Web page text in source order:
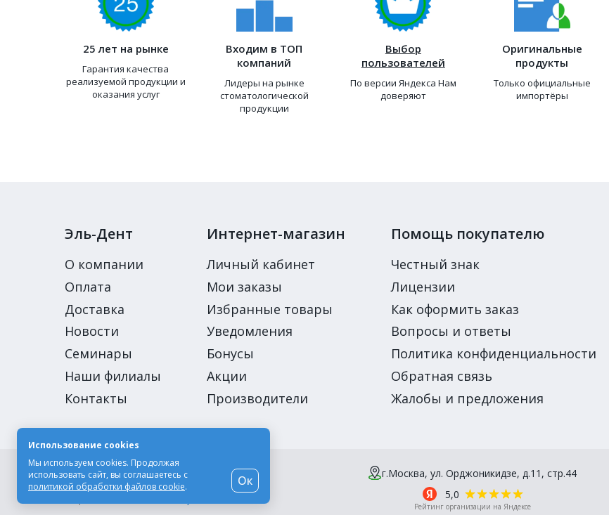
25 лет на рынке
Гарантия качества
реализуемой продукции и
оказания услуг
Входим в ТОП
компаний
Лидеры на рынке
стоматологической
продукции
Выбор
пользователей
По версии Яндекса Нам
доверяют
Оригинальные
продукты
Только официальные
импортёры
Эль-Дент
О компании
Оплата
Доставка
Новости
Семинары
Наши филиалы
Контакты
Интернет-магазин
Личный кабинет
Мои заказы
Избранные товары
Уведомления
Бонусы
Акции
Производители
Помощь покупателю
Честный знак
Лицензии
Как оформить заказ
Вопросы и ответы
Политика конфиденциальности
Обратная связь
Жалобы и предложения
© Компания «Эль-Дент», 2003-2026
Цены на сайте не являются публичной офертой
г.Москва, ул. Орджоникидзе, д.11, стр.44
5,0
Рейтинг организации на Яндексе
Использование cookies
Мы используем cookies. Продолжая
использовать сайт, вы соглашаетесь с
политикой обработки файлов cookie. Ок